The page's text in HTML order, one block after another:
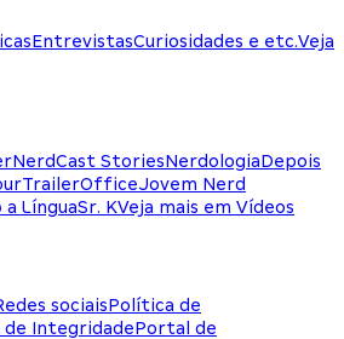
EntrevistasCuriosidades e etc.Veja
NerdCast StoriesNerdologiaDepois
TrailerOfficeJovem Nerd
a LínguaSr. KVeja mais em Vídeos
sociaisPolítica de
de IntegridadePortal de